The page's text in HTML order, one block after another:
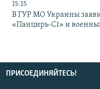
15:15
В ГУР МО Украины
«Панцирь-С1» и
ПРИСОЕДИНЯЙТЕСЬ!